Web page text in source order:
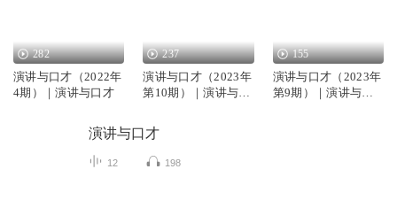
282
演讲与口才（2022年
4期）｜演讲与口才
237
演讲与口才（2023年
第10期）｜演讲与口
155
演讲与口才（2023年
第9期）｜演讲与口
演讲与口才
12 198